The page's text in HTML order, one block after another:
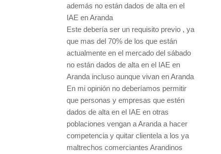
además no están dados de alta en el
IAE en Aranda
Este debería ser un requisito previo , ya
que mas del 70% de los que están
actualmente en el mercado del sábado
no están dados de alta en el IAE en
Aranda incluso aunque vivan en Aranda
En mi opinión no deberíamos permitir
que personas y empresas que estén
dados de alta en el IAE en otras
poblaciones vengan a Aranda a hacer
competencia y quitar clientela a los ya
maltrechos comerciantes Arandinos